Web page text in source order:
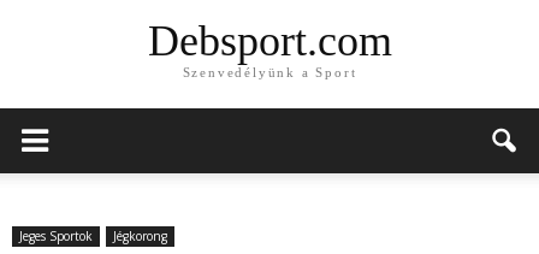
Debsport.com
Szenvedélyünk a Sport
Jeges Sportok Jégkorong